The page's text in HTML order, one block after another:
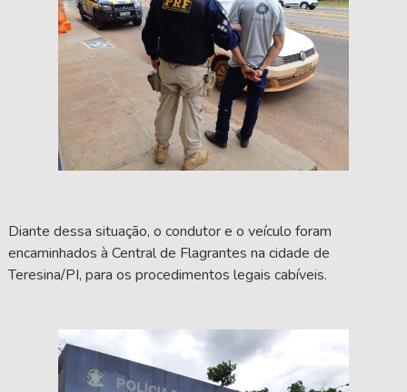
Diante dessa situação, o condutor e o veículo foram
encaminhados à Central de Flagrantes na cidade de
Teresina/PI, para os procedimentos legais cabíveis.